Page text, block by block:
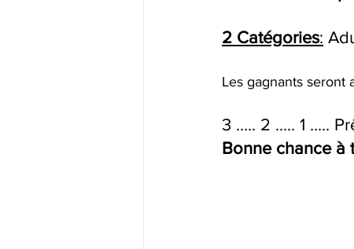
2 Catégories:
Les gagnants seront
3 ..... 2 ..... 1 .....
Bonne chance à